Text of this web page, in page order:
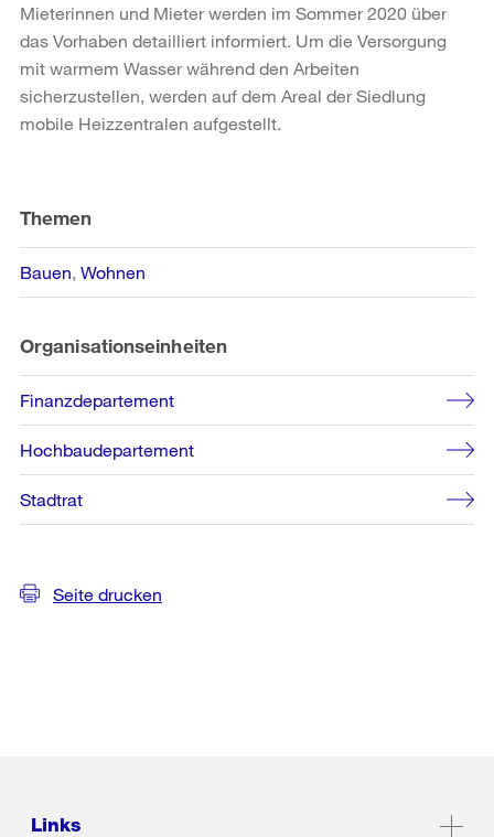
Mieterinnen und Mieter werden im Sommer 2020 über
das Vorhaben detailliert informiert. Um die Versorgung
mit warmem Wasser während den Arbeiten
sicherzustellen, werden auf dem Areal der Siedlung
mobile Heizzentralen aufgestellt.
Informationen
Themen
Bauen Wohnen
Organisationseinheiten
Finanzdepartement
Hochbaudepartement
Stadtrat
Seite drucken
Links